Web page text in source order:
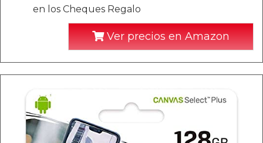
en los Cheques Regalo
Ver precios en Amazon